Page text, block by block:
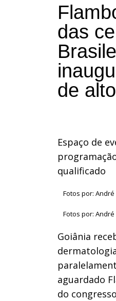
das
de
Espaço de
qualificado
Fotos por:
Fotos por:
Goiânia
aguardado
do